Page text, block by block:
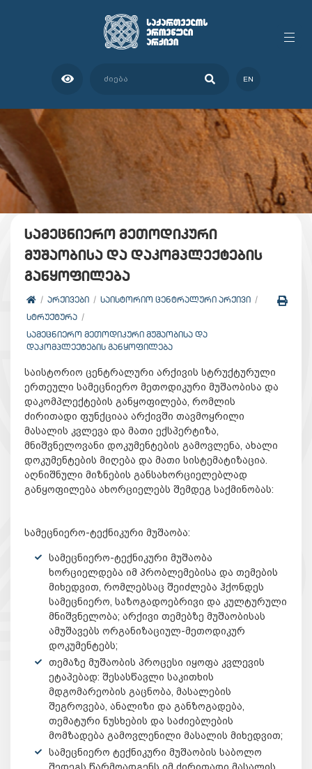
EN
სამეცნიერო მეთოდიკური
მუშაობისა და დაკომპლექტების
განყოფილება
ᲐᲠᲥᲘᲕᲔᲑᲘ
ᲡᲐᲘᲡᲢᲝᲠᲘᲝ ᲪᲔᲜᲢᲠᲐᲚᲣᲠᲘ ᲐᲠᲥᲘᲕᲘ
ᲡᲢᲠᲣᲥᲢᲣᲠᲐ
ᲡᲐᲛᲔᲪᲜᲘᲔᲠᲝ ᲛᲔᲗᲝᲓᲘᲙᲣᲠᲘ ᲛᲣᲨᲐᲝᲑᲘᲡᲐ ᲓᲐ
ᲓᲐᲙᲝᲛᲞᲚᲔᲥᲢᲔᲑᲘᲡ ᲒᲐᲜᲧᲝᲤᲘᲚᲔᲑᲐ
საისტორიო ცენტრალური არქივის სტრუქტურული
ერთეული სამეცნიერო მეთოდიკური მუშაობისა და
დაკომპლექტების განყოფილება, რომლის
ძირითადი ფუნქციაა არქივში თავმოყრილი
მასალის კვლევა და მათი ექსპერტიზა,
მნიშვნელოვანი დოკუმენტების გამოვლენა, ახალი
დოკუმენტების მიღება და მათი სისტემატიზაცია.
აღნიშნული მიზნების განსახორციელებლად
განყოფილება ახორციელებს შემდეგ საქმინობას:
სამეცნიერო-ტექნიკური მუშაობა:
სამეცნიერო-ტექნიკური მუშაობა
ხორციელდება იმ პრობლემებისა და თემების
მიხედვით, რომლებსაც შეიძლება ჰქონდეს
სამეცნიერო, საზოგადოებრივი და კულტურული
მნიშვნელობა; არქივი თემებზე მუშაობისას
ამუშავებს ორგანიზაციულ-მეთოდიკურ
დოკუმენტებს;
თემაზე მუშაობის პროცესი იყოფა კვლევის
ეტაპებად: შესასწავლი საკითხის
მდგომარეობის გაცნობა, მასალების
შეგროვება, ანალიზი და განზოგადება,
თემატური ნუსხების და საძიებლების
მომზადება გამოვლენილი მასალის მიხედვით;
სამეცნიერო ტექნიკური მუშაობის საბოლო
შედეგს წარმოადგენს იმ ძირითადი მასალის